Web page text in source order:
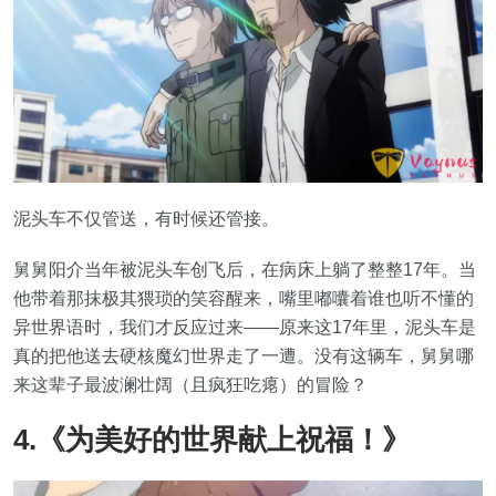
泥头车不仅管送，有时候还管接。
舅舅阳介当年被泥头车创飞后，在病床上躺了整整17年。当
他带着那抹极其猥琐的笑容醒来，嘴里嘟囔着谁也听不懂的
异世界语时，我们才反应过来——原来这17年里，泥头车是
真的把他送去硬核魔幻世界走了一遭。没有这辆车，舅舅哪
来这辈子最波澜壮阔（且疯狂吃瘪）的冒险？
4.《为美好的世界献上祝福！》